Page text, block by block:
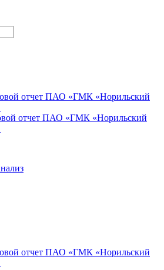
отчет ПАО «ГМК «Норильский
отчет ПАО «ГМК «Норильский
отчет ПАО «ГМК «Норильский